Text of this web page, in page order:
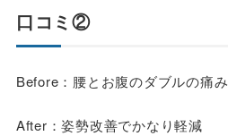
口コミ②
Before：腰とお腹のダブルの痛み
After：姿勢改善でかなり軽減